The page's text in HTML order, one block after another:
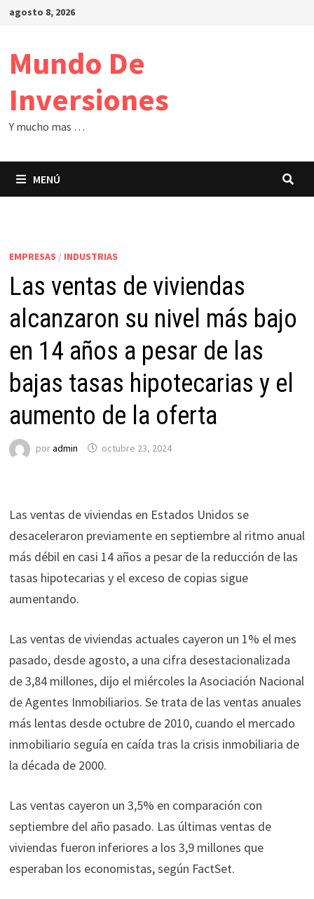
Saltar
agosto 8, 2026
Mundo De
Inversiones
Y mucho mas …
MENÚ
EMPRESAS / INDUSTRIAS
Las ventas de viviendas
alcanzaron su nivel más bajo
en 14 años a pesar de las
bajas tasas hipotecarias y el
aumento de la oferta
poradmin octubre 23, 2024
Las ventas de viviendas en Estados Unidos se
desaceleraron previamente en septiembre al ritmo anual
más débil en casi 14 años a pesar de la reducción de las
tasas hipotecarias y el exceso de copias sigue
aumentando.
Las ventas de viviendas actuales cayeron un 1% el mes
pasado, desde agosto, a una cifra desestacionalizada
de 3,84 millones, dijo el miércoles la Asociación Nacional
de Agentes Inmobiliarios. Se trata de las ventas anuales
más lentas desde octubre de 2010, cuando el mercado
inmobiliario seguía en caída tras la crisis inmobiliaria de
la década de 2000.
Las ventas cayeron un 3,5% en comparación con
septiembre del año pasado. Las últimas ventas de
viviendas fueron inferiores a los 3,9 millones que
esperaban los economistas, según FactSet.